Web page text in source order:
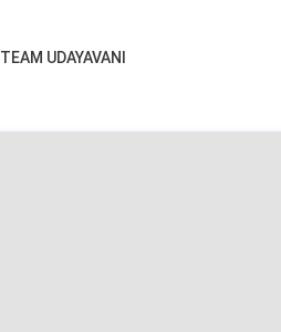
TEAM UDAYAVANI